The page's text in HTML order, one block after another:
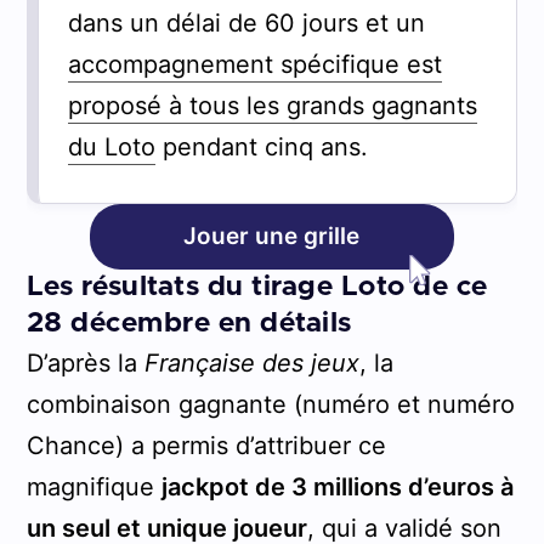
dans un délai de 60 jours et un
accompagnement spécifique est
proposé à tous les grands gagnants
du Loto pendant cinq ans.
Jouer une grille
Les résultats du tirage Loto de ce
28 décembre en détails
D’après la Française des jeux, la
combinaison gagnante (numéro et numéro
Chance) a permis d’attribuer ce
magnifique jackpot de 3 millions d’euros à
un seul et unique joueur, qui a validé son